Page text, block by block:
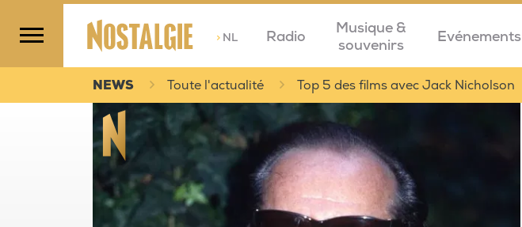
>NL Radio
Musique &
souvenirs
Evénements
NEWS Toute l'actualité Top 5 des films avec Jack Nicholson